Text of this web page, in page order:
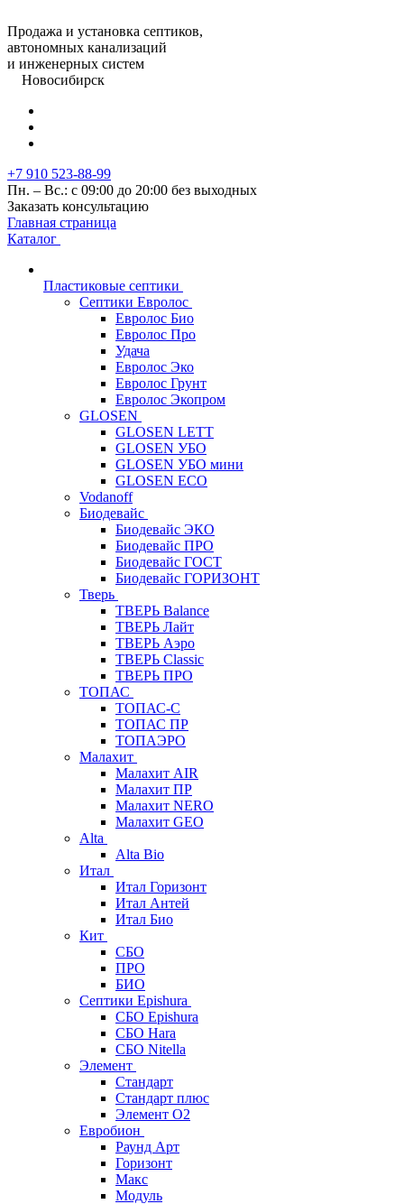
Продажа и установка септиков,
автономных канализаций
и инженерных систем
Новосибирск
+7 910 523-88-99
Пн. – Вс.: с 09:00 до 20:00 без выходных
Заказать консультацию
Главная страница
Каталог
Пластиковые септики
Септики Евролос
Евролос Био
Евролос Про
Удача
Евролос Эко
Евролос Грунт
Евролос Экопром
GLOSEN
GLOSEN LETT
GLOSEN УБО
GLOSEN УБО мини
GLOSEN ECO
Vodanoff
Биодевайс
Биодевайс ЭКО
Биодевайс ПРО
Биодевайс ГОСТ
Биодевайс ГОРИЗОНТ
Тверь
ТВЕРЬ Balance
ТВЕРЬ Лайт
ТВЕРЬ Аэро
ТВЕРЬ Classic
ТВЕРЬ ПРО
ТОПАС
ТОПАС-С
ТОПАС ПР
ТОПАЭРО
Малахит
Малахит AIR
Малахит ПР
Малахит NERO
Малахит GEO
Alta
Alta Bio
Итал
Итал Горизонт
Итал Антей
Итал Био
Кит
СБО
ПРО
БИО
Септики Epishura
СБО Epishura
СБО Hara
СБО Nitella
Элемент
Стандарт
Стандарт плюс
Элемент О2
Евробион
Раунд Арт
Горизонт
Макс
Модуль